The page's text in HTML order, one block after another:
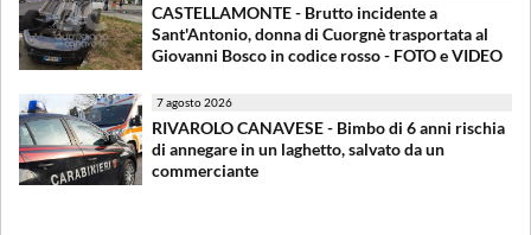
CASTELLAMONTE - Brutto incidente a
Sant'Antonio, donna di Cuorgnè trasportata al
Giovanni Bosco in codice rosso - FOTO e VIDEO
7 agosto 2026
RIVAROLO CANAVESE - Bimbo di 6 anni rischia
di annegare in un laghetto, salvato da un
commerciante